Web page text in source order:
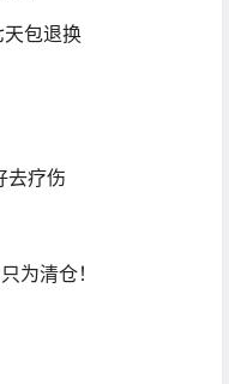
包退换
去疗伤
为清仓！